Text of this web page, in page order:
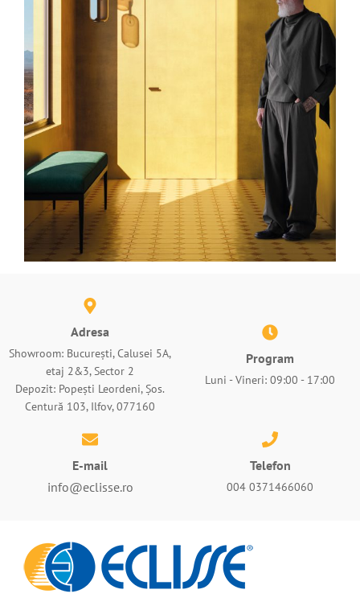
Adresa
Showroom: București, Calusei 5A,
etaj 2&3, Sector 2
Depozit: Popești Leordeni, Șos.
Centură 103, Ilfov, 077160
Program
Luni - Vineri: 09:00 - 17:00
E-mail
info@eclisse.ro
Telefon
004 0371466060